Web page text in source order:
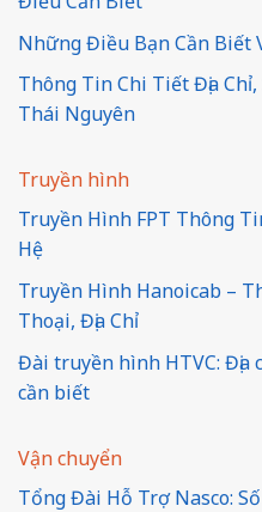
Những Điều Bạn Cần Biết
Thông Tin Chi Tiết Địa
Thái Nguyên
Truyền hình
Truyền Hình FPT Thông
Hệ
Truyền Hình Hanoicab –
Thoại, Địa Chỉ
Đài truyền hình HTVC: Địa
cần biết
Vận chuyển
Tổng Đài Hỗ Trợ Nasco: